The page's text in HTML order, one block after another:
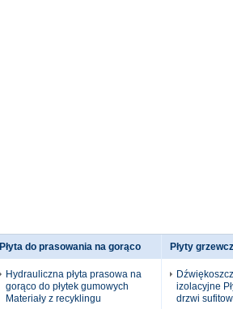
Płyta do prasowania na gorąco
Hydrauliczna płyta prasowa na
gorąco do płytek gumowych
Materiały z recyklingu
Płyty
izolacyjne
drzwi